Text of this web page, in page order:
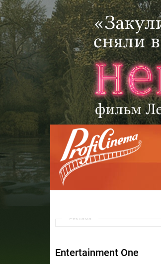
Реклама
Entertainment One